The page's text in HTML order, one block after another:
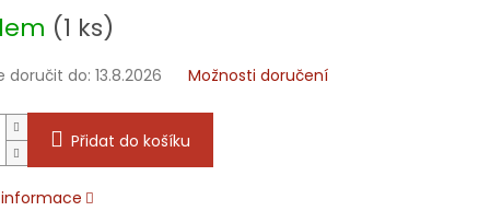
(1 ks)
doručit do: 13.8.2026 Možnosti doručení
Přidat do košíku